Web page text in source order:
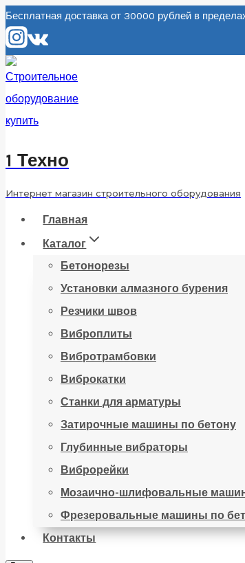
Перейти
к
содержанию
Бесплатная доставка от 30000 рублей в
1 Техно
Интернет магазин строительного оборудования
Главная
Каталог
Бетонорезы
Установки алмазного бурения
Резчики швов
Виброплиты
Вибротрамбовки
Виброкатки
Станки для арматуры
Затирочные машины по бетону
Глубинные вибраторы
Виброрейки
Мозаично-шлифовальные
Фрезеровальные машины по
Контакты